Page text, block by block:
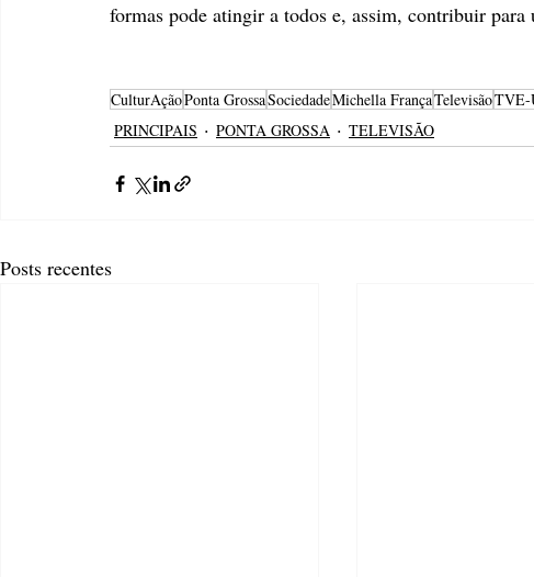
formas pode atingir a todos e, assim, contribuir para
CulturAçãoPonta GrossaSociedadeMichella FrançaTelevisãoTVE-
PRINCIPAIS
PONTA GROSSA TELEVISÃO
Posts recentes